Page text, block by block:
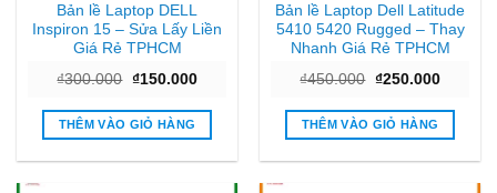
Bản lề Laptop DELL
Inspiron 15 – Sửa Lấy Liền
Giá Rẻ TPHCM
₫300.000 Giá
là:
₫300.000.
₫150.000Giá
tại
₫150.000.
THÊM VÀO GIỎ HÀNG
Bản lề Laptop Dell Latitude
5410 5420 Rugged – Thay
Nhanh Giá Rẻ TPHCM
₫450.000 Giá
là:
₫450.000.
₫250.000Giá
tại
THÊM VÀO GIỎ HÀNG